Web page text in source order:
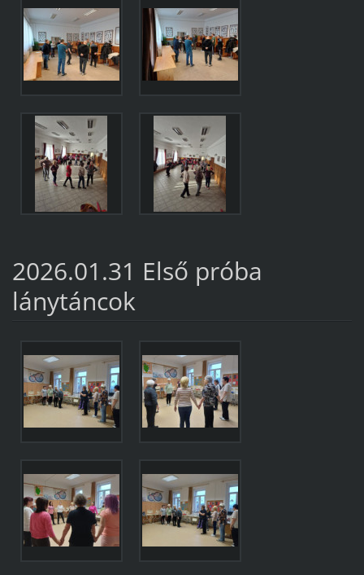
2026.01.31 Első próba
lánytáncok